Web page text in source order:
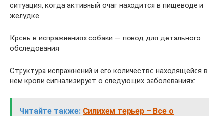
ситуация, когда активный очаг находится в пищеводе и
желудке.
Кровь в испражнениях собаки — повод для детального
обследования
Структура испражнений и его количество находящейся в
нем крови сигнализирует о следующих заболеваниях:
Читайте также: Силихем терьер – Все о